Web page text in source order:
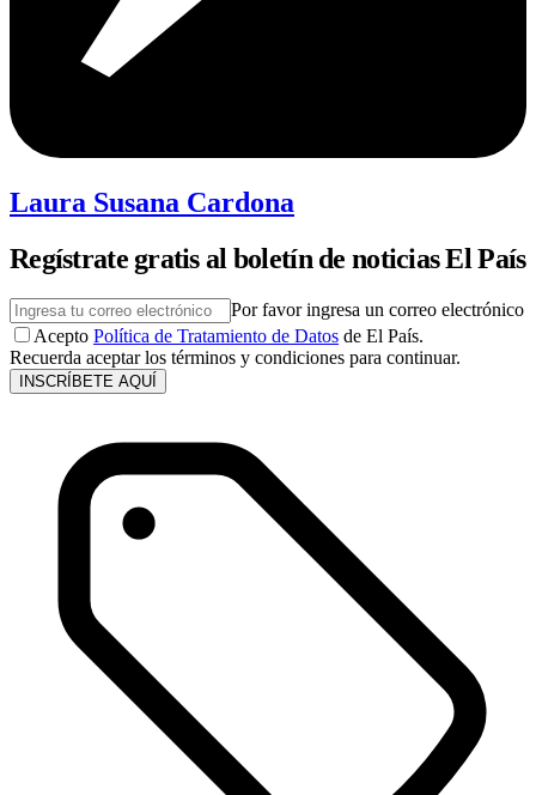
Laura Susana Cardona
Regístrate gratis al boletín de noticias El País
Por favor ingresa un correo electrónico
Acepto Política de Tratamiento de Datos de El País.
Recuerda aceptar los términos y condiciones para continuar.
INSCRÍBETE AQUÍ